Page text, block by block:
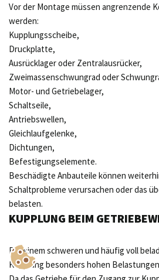
Vor der Montage müssen angrenzende
werden:
Kupplungsscheibe,
Druckplatte,
Ausrücklager oder Zentralausrücker,
Zweimassenschwungrad oder
Motor- und Getriebelager,
Schaltseile,
Antriebswellen,
Gleichlaufgelenke,
Dichtungen,
Befestigungselemente.
Beschädigte Anbauteile können
Schaltprobleme verursachen oder das
belasten.
KUPPLUNG BEIM
Bei einem schweren und häufig voll
Kupplung besonders hohen